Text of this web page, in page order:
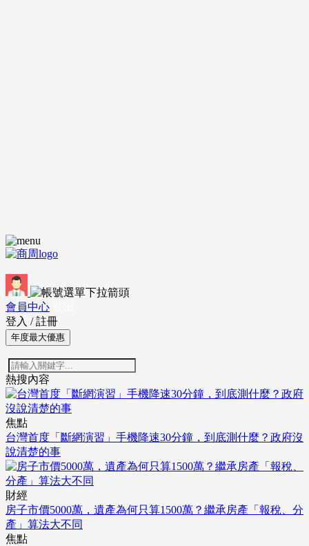
會員中心
登入 / 註冊
年度最大優惠
熱搜內容
焦點
台灣首度「斷網演習」手機降速30分鐘，到底測什麼？政府沒
說清楚的事
財經
房子市價5000萬，遺產為何只算1500萬？繼承房產「報稅、分
產」算法大不同
焦點